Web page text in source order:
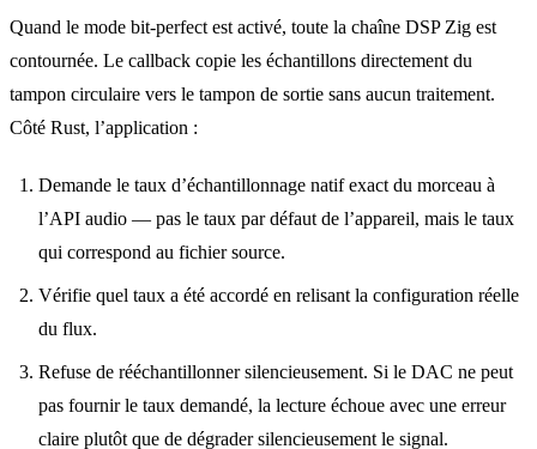
Quand le mode bit-perfect est activé, toute la chaîne DSP Zig est
contournée. Le callback copie les échantillons directement du
tampon circulaire vers le tampon de sortie sans aucun traitement.
Côté Rust, l’application :
Demande le taux d’échantillonnage natif exact du morceau à
l’API audio — pas le taux par défaut de l’appareil, mais le taux
qui correspond au fichier source.
Vérifie quel taux a été accordé en relisant la configuration réelle
du flux.
Refuse de rééchantillonner silencieusement. Si le DAC ne peut
pas fournir le taux demandé, la lecture échoue avec une erreur
claire plutôt que de dégrader silencieusement le signal.